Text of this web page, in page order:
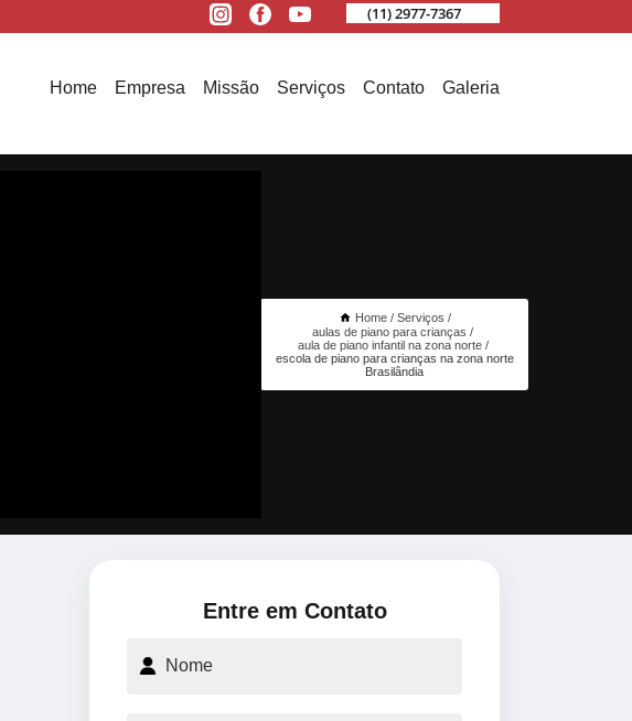
(11) 2977-7367
Home Empresa Missão Serviços Contato Galeria
Home
Serviços
aulas de piano para crianças
aula de piano infantil na zona norte
escola de piano para crianças na zona norte
Brasilândia
Entre em Contato